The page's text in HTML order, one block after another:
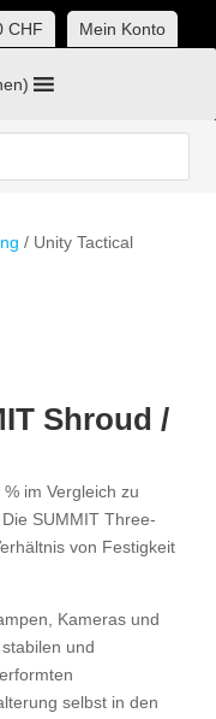
CHF Mein Konto
/ Unity Tactical
Shroud /
im Vergleich zu
SUMMIT Three-
von Festigkeit
Kameras und
und
selbst in den